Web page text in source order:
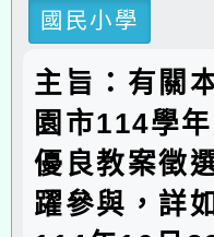
國民小學
主旨：有關
園市114學
優良教案徵
躍參與，詳